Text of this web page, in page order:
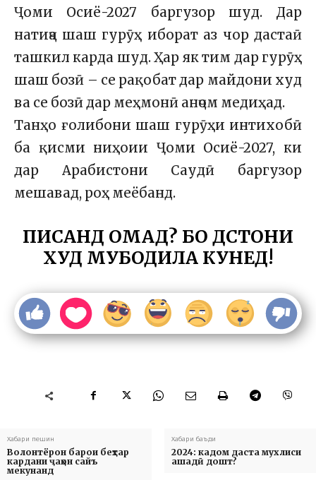
Ҷоми Осиё-2027 баргузор шуд. Дар
натиҷа шаш гурӯҳ иборат аз чор дастаӣ
ташкил карда шуд. Ҳар як тим дар гурӯҳ
шаш бозӣ – се рақобат дар майдони худ
ва се бозӣ дар меҳмонӣ анҷом медиҳад.
Танҳо ғолибони шаш гурӯҳи интихобӣ
ба қисми ниҳоии Ҷоми Осиё-2027, ки
дар Арабистони Саудӣ баргузор
мешавад, роҳ меёбанд.
ПИСАНД ОМАД? БО ДӮСТОНИ
ХУД МУБОДИЛА КУНЕД!
Хабари пешин
Волонтёрон барои беҳтар
кардани ҷаҳон сайъ
мекунанд
Хабари баъди
2024: кадом даста мухлиси
ашадӣ дошт?